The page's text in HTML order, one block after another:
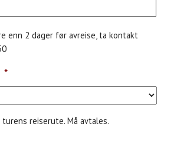
enn 2 dager før avreise, ta kontakt
*
reiserute. Må avtales.